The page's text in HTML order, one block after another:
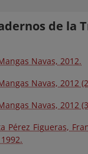
de la
Navas, 2012.
Navas, 2012
Navas, 2012
Pérez Figueras,